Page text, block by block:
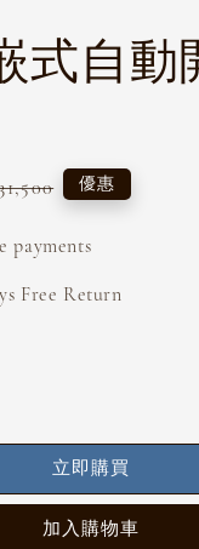
式自
優惠
payments
Free Return
立即購買
加入購物車